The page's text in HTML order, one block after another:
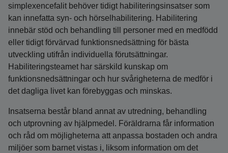
simplexencefalit behöver tidigt habiliteringsinsatser som
kan innefatta syn- och hörselhabilitering. Habilitering
innebär stöd och behandling till personer med en medfödd
eller tidigt förvärvad funktionsnedsättning för bästa
utveckling utifrån individuella förutsättningar.
Habiliteringsteamet har särskild kunskap om
funktionsnedsättningar och hur svårigheterna de medför i
det dagliga livet kan förebyggas och minskas.
Insatserna består bland annat av utredning, behandling
och utprovning av hjälpmedel. Föräldrarna får information
och råd om möjligheterna att anpassa bostaden och andra
miljöer som barnet vistas i, liksom information om det